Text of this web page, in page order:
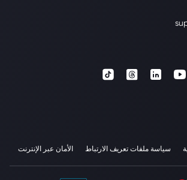
سياسة ملفات تعريف الارتباط الأمان عبر الإنترنت